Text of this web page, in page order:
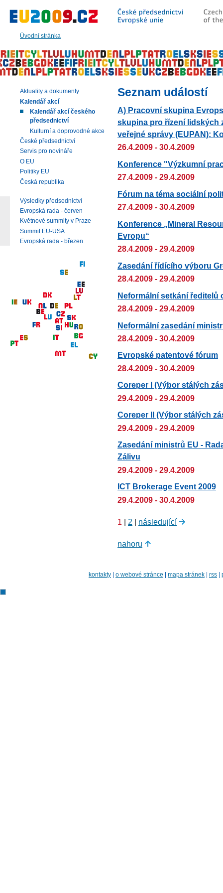
Úvodní stránka
hlavní
|
navigaci
|
vyhledávání
Seznam událostí
A) Pracovní skupina
skupina pro řízení lidských
veřejné správy (EUPAN):
26.4.2009 - 30.4.2009
Konference "Výzkumní
27.4.2009 - 29.4.2009
Fórum na téma sociální
27.4.2009 - 30.4.2009
Konference „Mineral
Evropu“
28.4.2009 - 29.4.2009
Zasedání řídícího výboru
28.4.2009 - 29.4.2009
Neformální setkání
28.4.2009 - 29.4.2009
Neformální zasedání
28.4.2009 - 30.4.2009
Evropské patentové fórum
28.4.2009 - 30.4.2009
Coreper I (Výbor stálých
29.4.2009 - 29.4.2009
Coreper II (Výbor stálých
29.4.2009 - 29.4.2009
Zasedání ministrů EU -
Zálivu
29.4.2009 - 29.4.2009
ICT Brokerage Event 2009
29.4.2009 - 30.4.2009
1 | 2 | následující
nahoru
Aktuality a dokumenty
Kalendář akcí
Kalendář akcí českého
předsednictví
Kulturní a doprovodné akce
České předsednictví
Servis pro novináře
O EU
Politiky EU
Česká republika
Výsledky předsednictví
Evropská rada - červen
Květnové summity v Praze
Summit EU-USA
Evropská rada - březen
kontakty | o webové stránce | mapa stránek | rss |